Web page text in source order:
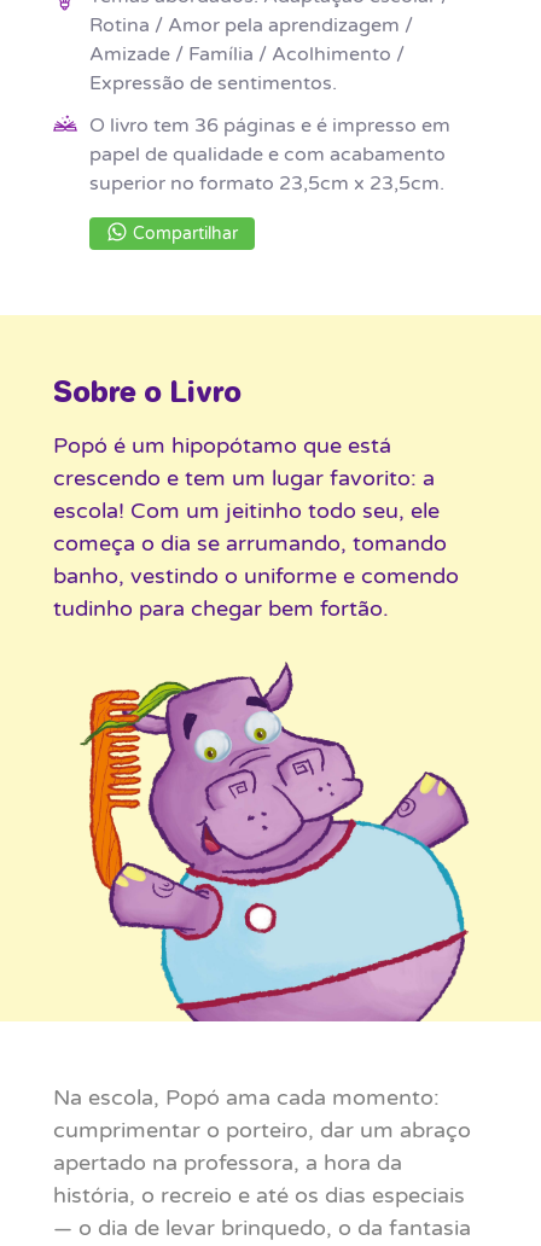
Rotina / Amor pela aprendizagem /
Amizade / Família / Acolhimento /
Expressão de sentimentos.
O livro tem 36 páginas e é impresso em
papel de qualidade e com acabamento
superior no formato 23,5cm x 23,5cm.
Compartilhar
Sobre o Livro
Popó é um hipopótamo que está
crescendo e tem um lugar favorito: a
escola! Com um jeitinho todo seu, ele
começa o dia se arrumando, tomando
banho, vestindo o uniforme e comendo
tudinho para chegar bem fortão.
Na escola, Popó ama cada momento:
cumprimentar o porteiro, dar um abraço
apertado na professora, a hora da
história, o recreio e até os dias especiais
— o dia de levar brinquedo, o da fantasia